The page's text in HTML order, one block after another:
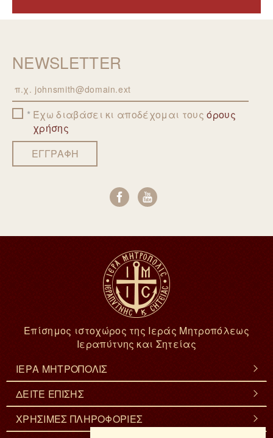
NEWSLETTER
Email Έχω διαβάσει κι αποδέχομαι τουςόρους
χρήσης
ΕΓΓΡΑΦΗ
Επίσημος ιστοχώρος της Ιεράς Μητροπόλεως
Ιεραπύτνης και Σητείας
ΙΕΡΑ ΜΗΤΡΟΠΟΛΙΣ
ΔΕΙΤΕ ΕΠΙΣΗΣ
ΧΡΗΣΙΜΕΣ ΠΛΗΡΟΦΟΡΙΕΣ